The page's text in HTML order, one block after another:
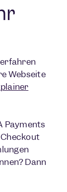
erfahren
Webseite
Payments
Dann